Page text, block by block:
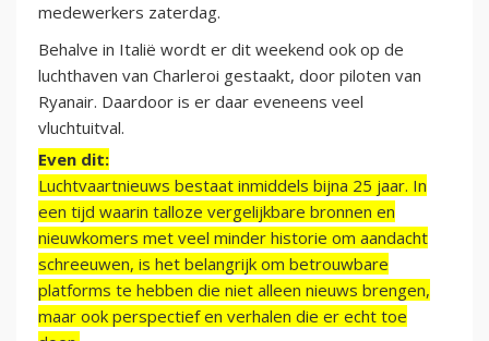
medewerkers zaterdag.
Behalve in Italië wordt er dit weekend ook op de
luchthaven van Charleroi gestaakt, door piloten van
Ryanair. Daardoor is er daar eveneens veel
vluchtuitval.
Even dit:
Luchtvaartnieuws bestaat inmiddels bijna 25 jaar. In
een tijd waarin talloze vergelijkbare bronnen en
nieuwkomers met veel minder historie om aandacht
schreeuwen, is het belangrijk om betrouwbare
platforms te hebben die niet alleen nieuws brengen,
maar ook perspectief en verhalen die er echt toe